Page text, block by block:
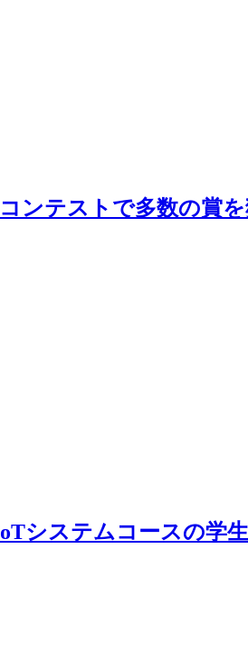
テストで多数の賞を
システムコースの学